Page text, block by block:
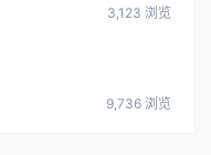
3,123 浏览
9,736 浏览